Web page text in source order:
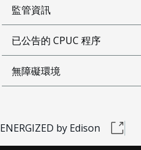
監管資訊
已公告的 CPUC 程序
無障礙環境
ENERGIZED by Edison